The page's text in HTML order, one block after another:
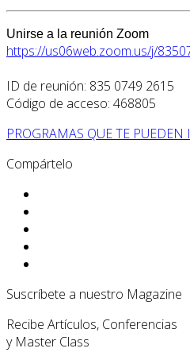
Unirse a la reunión Zoom
https://us06web.zoom.us/j/
ID de reunión: 835 0749 2615
Código de acceso: 468805
PROGRAMAS QUE TE PUEDEN
Compártelo
Suscríbete a nuestro Magazine
Recibe Artículos, Conferencias
y Master Class